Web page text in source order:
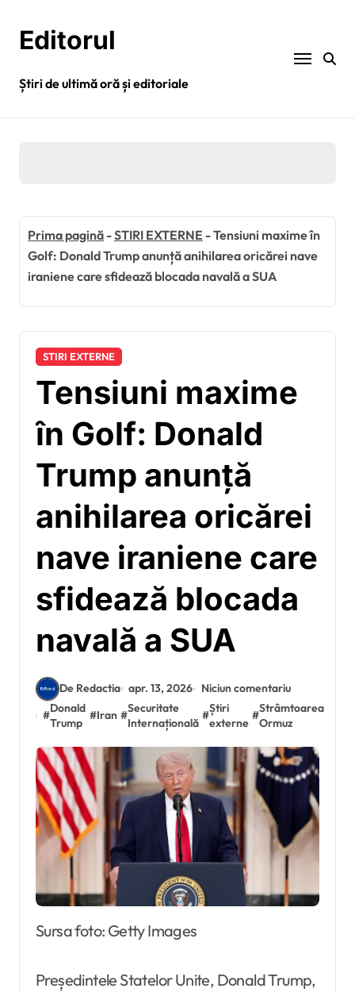
conținutEditorul
Știri de ultimă oră și editoriale
Prima pagină -STIRI EXTERNE -Tensiuni maxime în
Golf: Donald Trump anunță anihilarea oricărei nave
iraniene care sfidează blocada navală a SUA
STIRI EXTERNE
Tensiuni maxime
în Golf: Donald
Trump anunță
anihilarea oricărei
nave iraniene care
sfidează blocada
navală a SUA
De Redactia apr. 13, 2026
Niciun comentariu
#
Donald
Trump
#Iran #
Securitate
Internațională
#
Știri
externe
#
Strâmtoarea
Ormuz
Sursa foto: Getty Images
Președintele Statelor Unite, Donald Trump,